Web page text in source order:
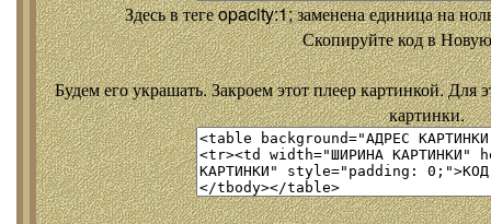
Здесь в теге opacity:1; заменена единица на
Скопируйте код в
Будем его украшать. Закроем этот плеер картинкой. Для
картинки.